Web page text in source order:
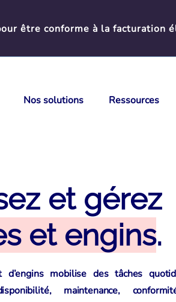
être conforme à la facturation
Nos solutions Ressources
et gérez
et engins.
mobilise des tâches
maintenance,